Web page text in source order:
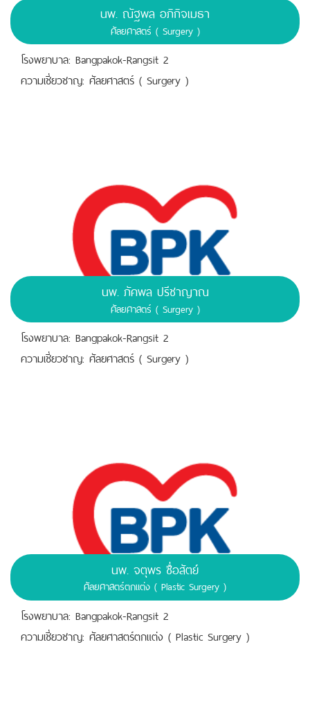
นพ. ณัฐพล อภิกิจเมธา
ศัลยศาสตร์ ( Surgery )
โรงพยาบาล: Bangpakok-Rangsit 2
ความเชี่ยวชาญ: ศัลยศาสตร์ ( Surgery )
นพ. ภัคพล ปรีชาญาณ
ศัลยศาสตร์ ( Surgery )
โรงพยาบาล: Bangpakok-Rangsit 2
ความเชี่ยวชาญ: ศัลยศาสตร์ ( Surgery )
นพ. จตุพร ซื่อสัตย์
ศัลยศาสตร์ตกแต่ง ( Plastic Surgery )
โรงพยาบาล: Bangpakok-Rangsit 2
ความเชี่ยวชาญ: ศัลยศาสตร์ตกแต่ง ( Plastic Surgery )